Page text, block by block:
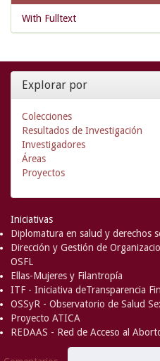
With Fulltext
Explorar por
Colecciones
Resultados de Investigación
Investigadores
Áreas
Proyectos
Iniciativas
Diplomatura en salud y derechos
Dirección y Gestión de
OSFL
Ellas-Mujeres y Filantropía
ITF - Iniciativa deTransparencia
OSSyR - Observatorio de Salud
Proyecto ATICA
REDAAS - Red de Acceso al